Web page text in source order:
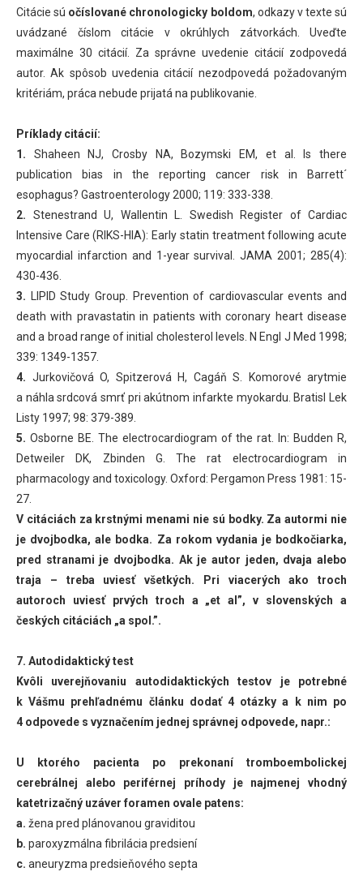
Citácie sú očíslované chronologicky boldom, odkazy v texte sú
uvádzané číslom citácie v okrúhlych zátvorkách. Uveďte
maximálne 30 citácií. Za správne uvedenie citácií zodpovedá
autor. Ak spôsob uvedenia citácií nezodpovedá požadovaným
kritériám, práca nebude prijatá na publikovanie.
Príklady citácií:
1. Shaheen NJ, Crosby NA, Bozymski EM, et al. Is there
publication bias in the reporting cancer risk in Barrett´
esophagus? Gastroenterology 2000; 119: 333-338.
2. Stenestrand U, Wallentin L. Swedish Register of Cardiac
Intensive Care (RIKS-HIA): Early statin treatment following acute
myocardial infarction and 1-year survival. JAMA 2001; 285(4):
430-436.
3. LIPID Study Group. Prevention of cardiovascular events and
death with pravastatin in patients with coronary heart disease
and a broad range of initial cholesterol levels. N Engl J Med 1998;
339: 1349-1357.
4. Jurkovičová O, Spitzerová H, Cagáň S. Komorové arytmie
a náhla srdcová smrť pri akútnom infarkte myokardu. Bratisl Lek
Listy 1997; 98: 379-389.
5. Osborne BE. The electrocardiogram of the rat. In: Budden R,
Detweiler DK, Zbinden G. The rat electrocardiogram in
pharmacology and toxicology. Oxford: Pergamon Press 1981: 15-
27.
V citáciách za krstnými menami nie sú bodky. Za autormi nie
je dvojbodka, ale bodka. Za rokom vydania je bodkočiarka,
pred stranami je dvojbodka. Ak je autor jeden, dvaja alebo
traja – treba uviesť všetkých. Pri viacerých ako troch
autoroch uviesť prvých troch a „et al”, v slovenských a
českých citáciách „a spol.”.
7. Autodidaktický test
Kvôli uverejňovaniu autodidaktických testov je potrebné
k Vášmu prehľadnému článku dodať 4 otázky a k nim po
4 odpovede s vyznačením jednej správnej odpovede, napr.:
U ktorého pacienta po prekonaní tromboembolickej
cerebrálnej alebo periférnej príhody je najmenej vhodný
katetrizačný uzáver foramen ovale patens:
a. žena pred plánovanou graviditou
b. paroxyzmálna fibrilácia predsiení
c. aneuryzma predsieňového septa